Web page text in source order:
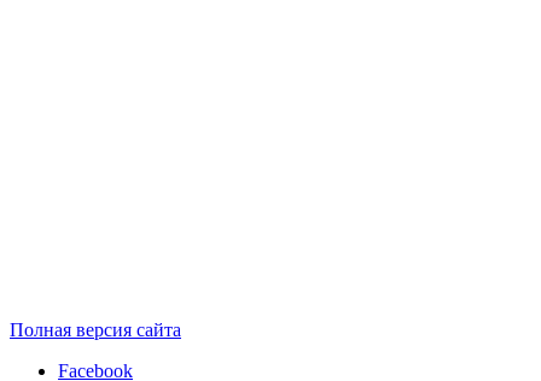
Полная версия сайта
Facebook